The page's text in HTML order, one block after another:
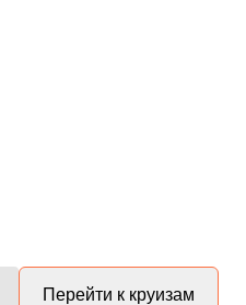
Перейти к круизам